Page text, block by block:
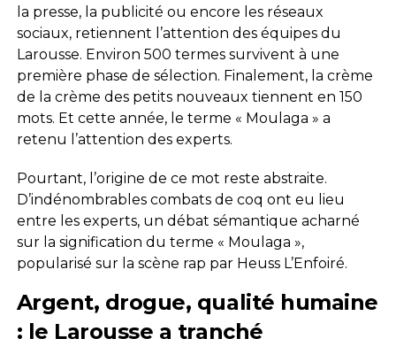
la presse, la publicité ou encore les réseaux
sociaux, retiennent l’attention des équipes du
Larousse. Environ 500 termes survivent à une
première phase de sélection. Finalement, la crème
de la crème des petits nouveaux tiennent en 150
mots. Et cette année, le terme « Moulaga » a
retenu l’attention des experts.
Pourtant, l’origine de ce mot reste abstraite.
D’indénombrables combats de coq ont eu lieu
entre les experts, un débat sémantique acharné
sur la signification du terme « Moulaga »,
popularisé sur la scène rap par Heuss L’Enfoiré.
Argent, drogue, qualité humaine
: le Larousse a tranché